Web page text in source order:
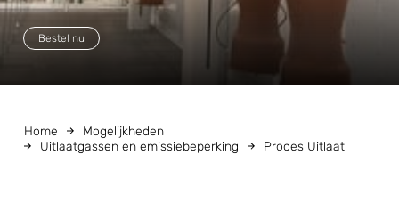
Bestel nu
Home
Mogelijkheden
Uitlaatgassen en emissiebeperking
Proces Uitlaat